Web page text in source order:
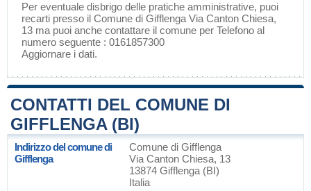
Per eventuale disbrigo delle pratiche amministrative, puoi
recarti presso il Comune di Gifflenga Via Canton Chiesa,
13 ma puoi anche contattare il comune per Telefono al
numero seguente : 0161857300
Aggiornare i dati.
CONTATTI DEL COMUNE DI
GIFFLENGA (BI)
Indirizzo del comune di
Gifflenga
Comune di Gifflenga
Via Canton Chiesa, 13
13874 Gifflenga (BI)
Italia